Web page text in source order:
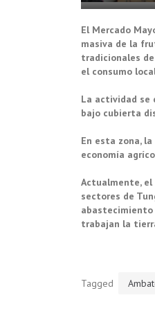
El Mercado
masiva de la
tradicionales
el consumo
La actividad se
bajo cubierta
En esta zona,
economía
Actualmente,
sectores de
trabajan la
Tagged